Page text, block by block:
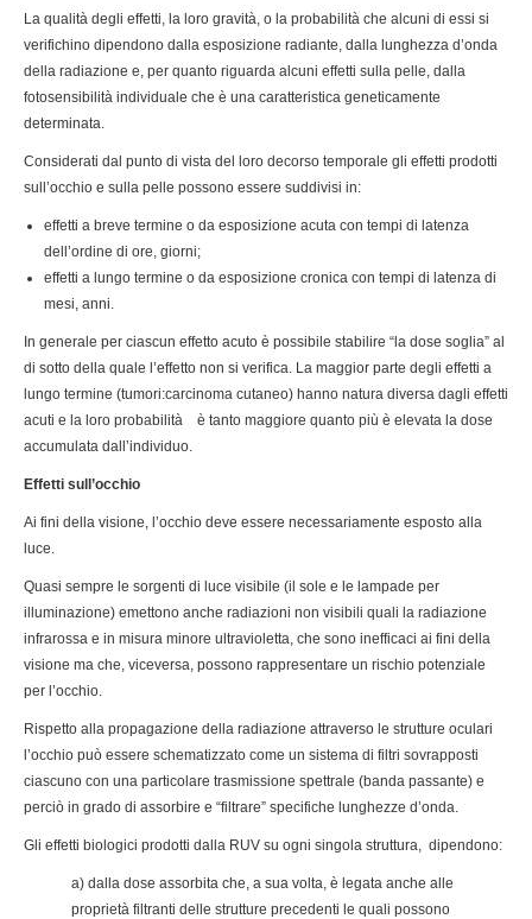
La qualità degli effetti, la loro gravità, o la probabilità che alcuni di essi si
verifichino dipendono dalla esposizione radiante, dalla lunghezza d’onda
della radiazione e, per quanto riguarda alcuni effetti sulla pelle, dalla
fotosensibilità individuale che è una caratteristica geneticamente
determinata.
Considerati dal punto di vista del loro decorso temporale gli effetti prodotti
sull’occhio e sulla pelle possono essere suddivisi in:
effetti a breve termine o da esposizione acuta con tempi di latenza
dell’ordine di ore, giorni;
effetti a lungo termine o da esposizione cronica con tempi di latenza di
mesi, anni.
In generale per ciascun effetto acuto è possibile stabilire “la dose soglia” al
di sotto della quale l’effetto non si verifica. La maggior parte degli effetti a
lungo termine (tumori:carcinoma cutaneo) hanno natura diversa dagli effetti
acuti e la loro probabilità è tanto maggiore quanto più è elevata la dose
accumulata dall’individuo.
Effetti sull’occhio
Ai fini della visione, l’occhio deve essere necessariamente esposto alla
luce.
Quasi sempre le sorgenti di luce visibile (il sole e le lampade per
illuminazione) emettono anche radiazioni non visibili quali la radiazione
infrarossa e in misura minore ultravioletta, che sono inefficaci ai fini della
visione ma che, viceversa, possono rappresentare un rischio potenziale
per l’occhio.
Rispetto alla propagazione della radiazione attraverso le strutture oculari
l’occhio può essere schematizzato come un sistema di filtri sovrapposti
ciascuno con una particolare trasmissione spettrale (banda passante) e
perciò in grado di assorbire e “filtrare” specifiche lunghezze d’onda.
Gli effetti biologici prodotti dalla RUV su ogni singola struttura, dipendono:
a) dalla dose assorbita che, a sua volta, è legata anche alle
proprietà filtranti delle strutture precedenti le quali possono